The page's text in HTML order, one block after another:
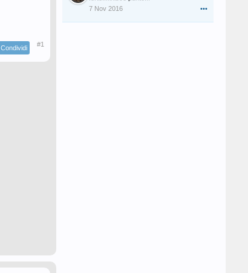
Condividi #1
7 Nov 2016
•••